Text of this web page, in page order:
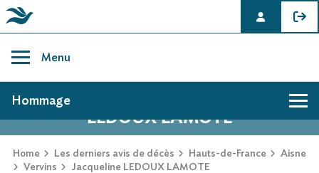
content
Menu
AVIS DE DÉCÈS DE JACQUELINE
LEDOUX LAMOTE
Home Les derniers avis de décès Hauts-de-France
Aisne
Vervins
Jacqueline LEDOUX LAMOTE
Hommage